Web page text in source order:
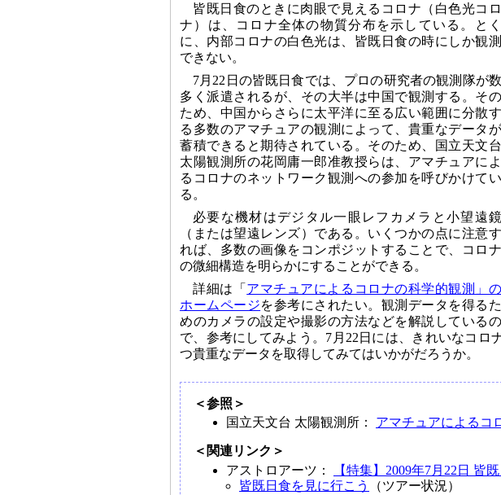
皆既日食のときに肉眼で見えるコロナ（白色光コロ
ナ）は、コロナ全体の物質分布を示している。とく
に、内部コロナの白色光は、皆既日食の時にしか観測
できない。
7月22日の皆既日食では、プロの研究者の観測隊が数
多く派遣されるが、その大半は中国で観測する。その
ため、中国からさらに太平洋に至る広い範囲に分散す
る多数のアマチュアの観測によって、貴重なデータが
蓄積できると期待されている。そのため、国立天文台
太陽観測所の花岡庸一郎准教授らは、アマチュアによ
るコロナのネットワーク観測への参加を呼びかけてい
る。
必要な機材はデジタル一眼レフカメラと小望遠鏡
（または望遠レンズ）である。いくつかの点に注意す
れば、多数の画像をコンポジットすることで、コロナ
の微細構造を明らかにすることができる。
詳細は「 アマチュアによるコロナの科学的観測」の
ホームページを参考にされたい。観測データを得るた
めのカメラの設定や撮影の方法などを解説しているの
で、参考にしてみよう。7月22日には、きれいなコロ
つ貴重なデータを取得してみてはいかがだろうか。
＜参照＞
国立天文台 太陽観測所： アマチュアによるコ
＜関連リンク＞
アストロアーツ：
【特集】2009年7月22日 皆
皆既日食を見に行こう
（ツアー状況）